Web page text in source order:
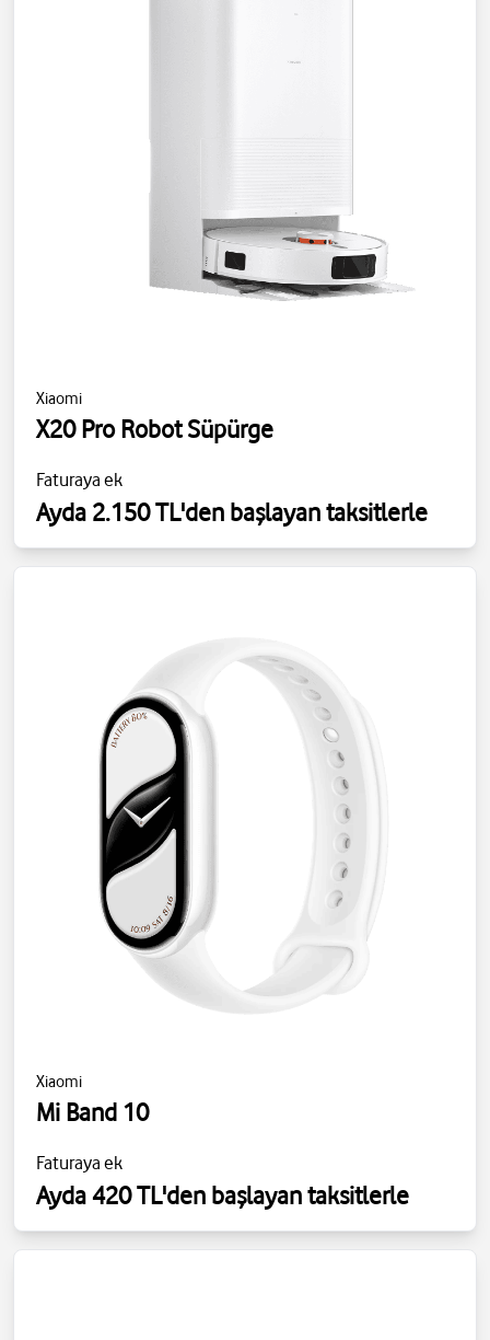
Xiaomi
X20 Pro Robot Süpürge
Faturaya ek
Ayda 2.150 TL'den başlayan taksitlerle
Xiaomi
Mi Band 10
Faturaya ek
Ayda 420 TL'den başlayan taksitlerle